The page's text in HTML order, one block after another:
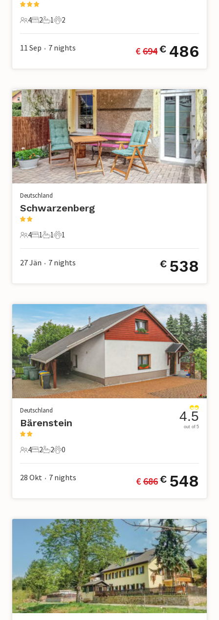
4 Gäste
4
2 Schlafzimmer
2
1 Badezimmer
1
2 Haustiere
2
11 Sep • 7 nights € 694€ 486
Deutschland
Schwarzenberg
4 Gäste
4
1 Schlafzimmer
1
1 Badezimmer
1
1 Haustier
1
27 Jän • 7 nights € 538
Deutschland
Bärenstein
4 Gäste
4
2 Schlafzimmer
2
2 Badezimmer
2
0 Haustiere
0
4.5
out of 5
28 Okt • 7 nights € 686€ 548